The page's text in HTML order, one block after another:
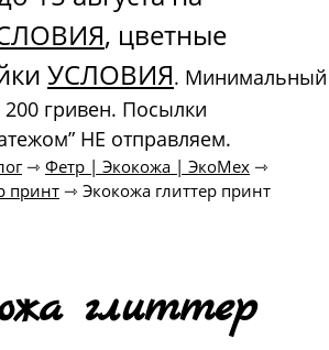
, цветные
УСЛОВИЯ. Минимальный
200 гривен. Посылки
НЕ отправляем.
⇾ Фетр | Экокожа | ЭкоМех ⇾
принт ⇾ Экокожа глиттер принт
глиттер